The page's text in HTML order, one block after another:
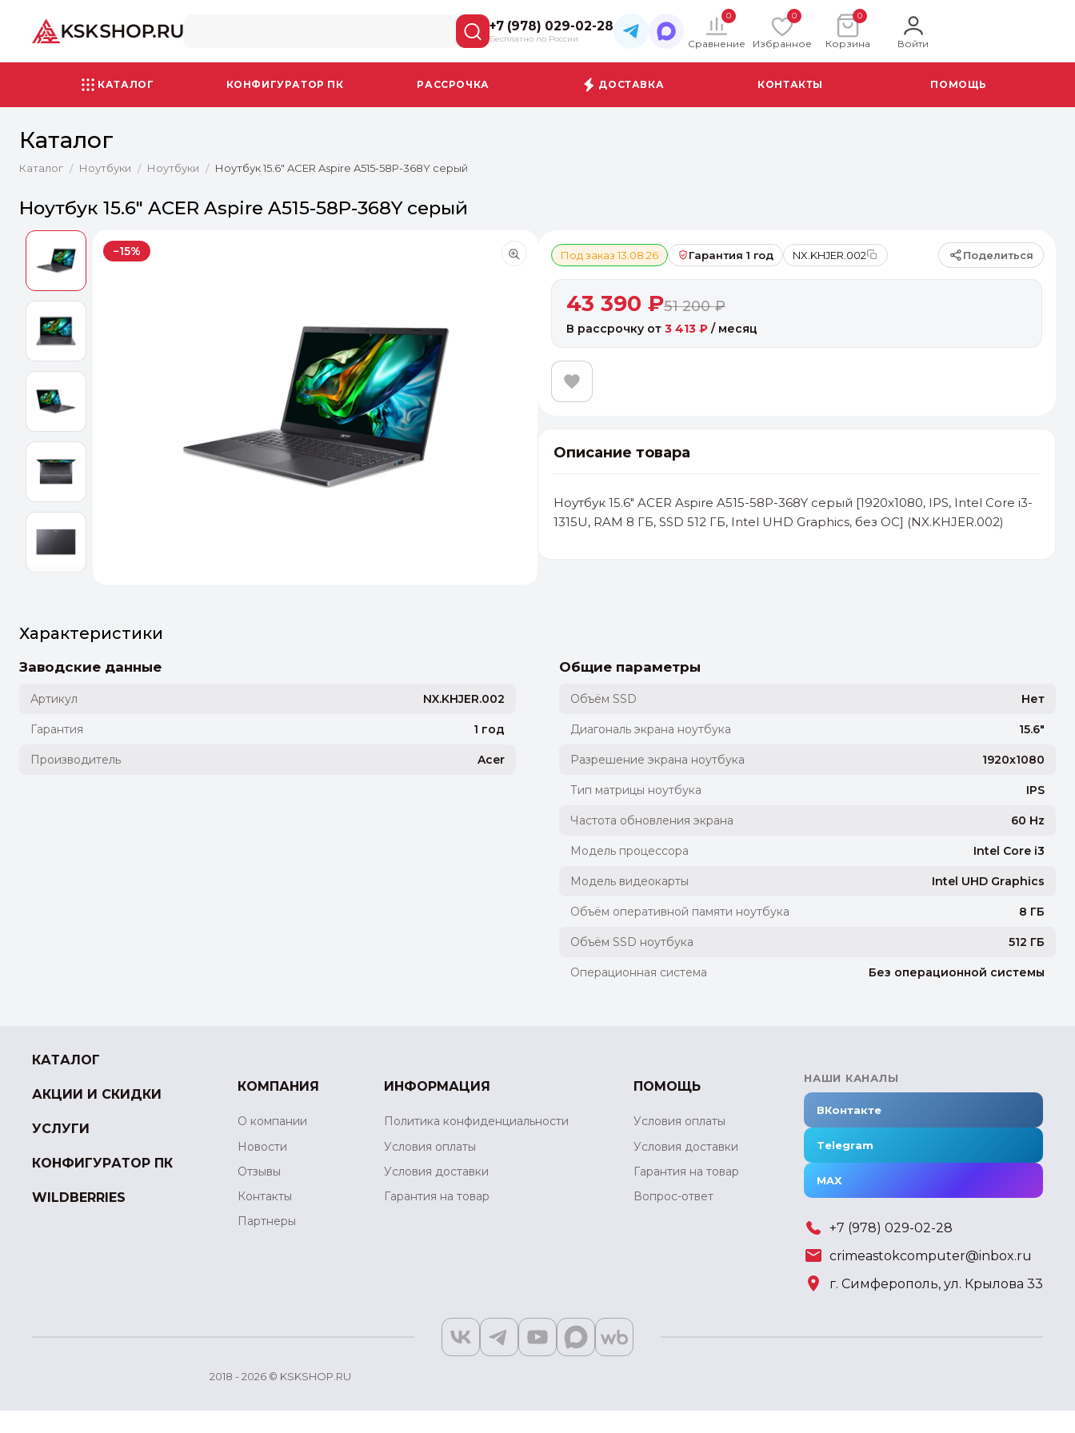
+7 (978) 029-02-28
Бесплатно по России
0
Сравнение
0
Избранное
0
Корзина Войти
КАТАЛОГ КОНФИГУРАТОР ПК РАССРОЧКА ДОСТАВКА КОНТАКТЫ ПОМОЩЬ
Каталог
Каталог / Ноутбуки / Ноутбуки / Ноутбук 15.6" ACER Aspire A515-58P-368Y серый
Ноутбук 15.6" ACER Aspire A515-58P-368Y серый
−15% Поделиться
Под заказ 13.08.26 Гарантия 1 год NX.KHJER.002
43 390 ₽51 200 ₽
В рассрочку от 3 413 ₽/ месяц
Описание товара
Ноутбук 15.6" ACER Aspire A515-58P-368Y серый [1920x1080, IPS, Intel Core i3-
1315U, RAM 8 ГБ, SSD 512 ГБ, Intel UHD Graphics, без ОС] (NX.KHJER.002)
Характеристики
Заводские данные
Артикул NX.KHJER.002
Гарантия 1 год
Производитель Acer
Общие параметры
Объём SSD Нет
Диагональ экрана ноутбука 15.6"
Разрешение экрана ноутбука 1920x1080
Тип матрицы ноутбука IPS
Частота обновления экрана 60 Hz
Модель процессора Intel Core i3
Модель видеокарты Intel UHD Graphics
Объём оперативной памяти ноутбука 8 ГБ
Объём SSD ноутбука 512 ГБ
Операционная система Без операционной системы
КАТАЛОГ
АКЦИИ И СКИДКИ
УСЛУГИ
КОНФИГУРАТОР ПК
WILDBERRIES
КОМПАНИЯ
О компании
Новости
Отзывы
Контакты
Партнеры
ИНФОРМАЦИЯ
Политика конфиденциальности
Условия оплаты
Условия доставки
Гарантия на товар
ПОМОЩЬ
Условия оплаты
Условия доставки
Гарантия на товар
Вопрос-ответ
НАШИ КАНАЛЫ
ВКонтакте
Telegram
MAX
+7 (978) 029-02-28
crimeastokcomputer@inbox.ru
г. Симферополь, ул. Крылова 33
2018 - 2026 © KSKSHOP.RU